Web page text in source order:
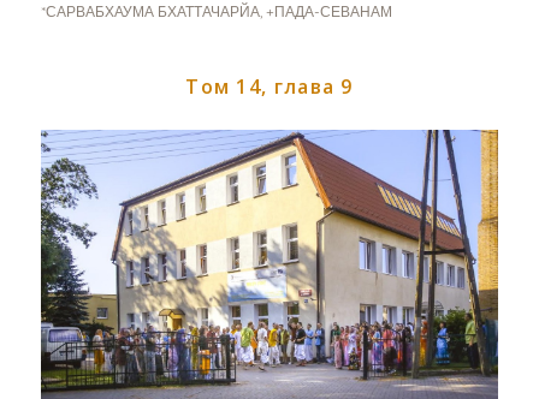
*САРВАБХАУМА БХАТТАЧАРЙА, +ПАДА-СЕВАНАМ
Том 14, глава 9